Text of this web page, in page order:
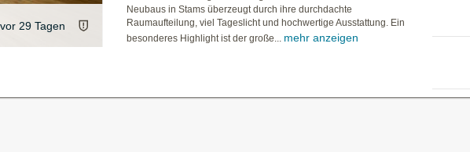
vor 29 Tagen
Neubaus in Stams überzeugt durch ihre durchdachte
Raumaufteilung, viel Tageslicht und hochwertige Ausstattung. Ein
besonderes Highlight ist der große... mehr anzeigen